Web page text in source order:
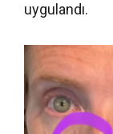
uygulandı.